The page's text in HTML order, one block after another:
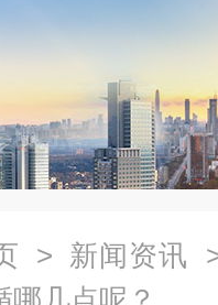
> 新闻资讯